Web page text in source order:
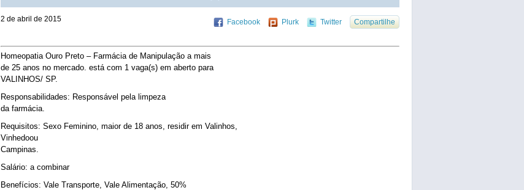
2 de abril de 2015 Facebook Plurk Twitter Compartilhe
Homeopatia Ouro Preto – Farmácia de Manipulação a mais
de 25 anos no mercado. está com 1 vaga(s) em aberto para
VALINHOS/ SP.
Responsabilidades: Responsável pela limpeza
da farmácia.
Requisitos: Sexo Feminino, maior de 18 anos, residir em Valinhos,
Vinhedoou
Campinas.
Salário: a combinar
Benefícios: Vale Transporte, Vale Alimentação, 50%